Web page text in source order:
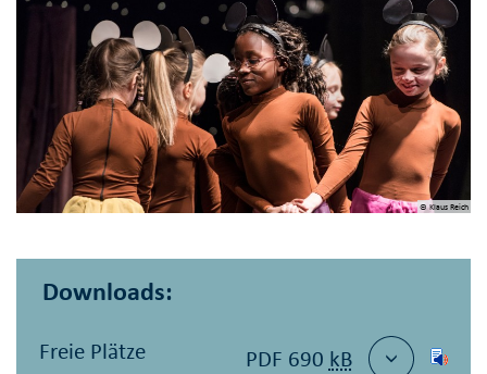
© Klaus Reich
Downloads:
Freie Plätze PDF 690 kB